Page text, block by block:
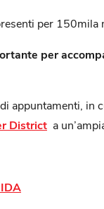
per 150mila
per
appuntamenti, in
District a